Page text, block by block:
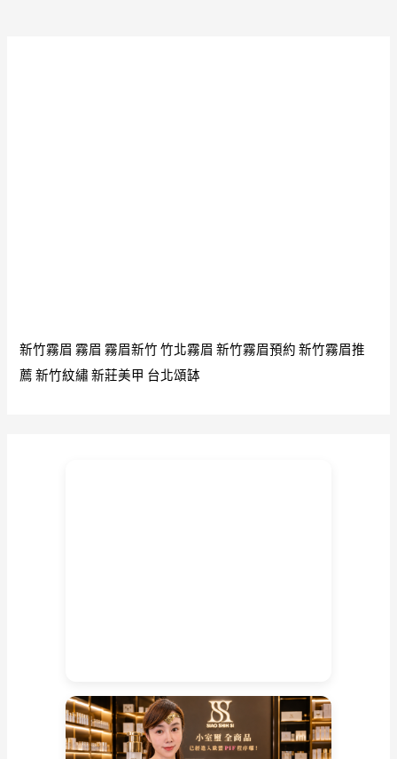
戰
新竹霧眉 霧眉 霧眉新竹 竹北霧眉 新竹霧眉預約 新竹霧眉推
薦 新竹紋繡 新莊美甲 台北頌缽